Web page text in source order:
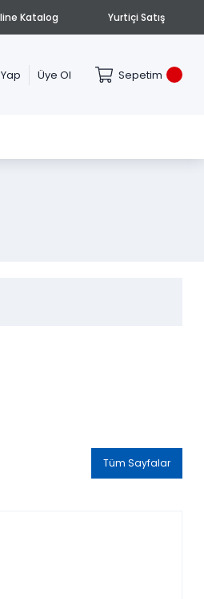
Katalog Yurtiçi Satış
Üye Ol Sepetim
Tüm Sayfalar